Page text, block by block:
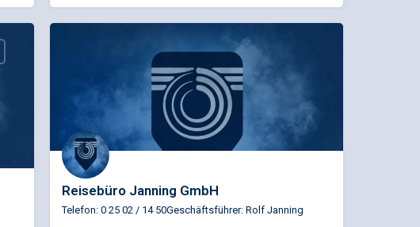
Reisebüro Janning GmbH
Telefon: 0 25 02 / 14 50Geschäftsführer: Rolf Janning